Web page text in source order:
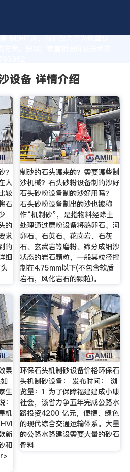
制造厂家，我们致力于为您量身
案。获取厂家直销报价及技术支
设备 详情介绍
？
人
较
石
的
求
的
细
制砂的石头哪来的？需要哪些制
沙机械？石头砂粉设备制的沙好
石头砂粉设备制的沙好用吗？
石头砂粉设备制出的沙也被称
作“机制砂”，是指物料经除土
处理通过磨粉设备将鹅卵石、河
卵石、石英石、花岗岩、石灰
石、玄武岩等磨粉、筛分成细沙
状态的岩石颗粒，一般其粒径控
制在4.75mm以下(不包含软质
岩石，风化岩石的颗粒)。
果
生
机
新
和
环保石头机制砂设备价格环保石
头机制砂设备： 发布时间： 浏
览量：1 为了保障福建建成小康
社会，该省力争五年完成公路水
路投资4200 亿元，便捷、绿色
的现代综合交通运输体系。大量
的公路水路建设需要大量的砂石
骨料